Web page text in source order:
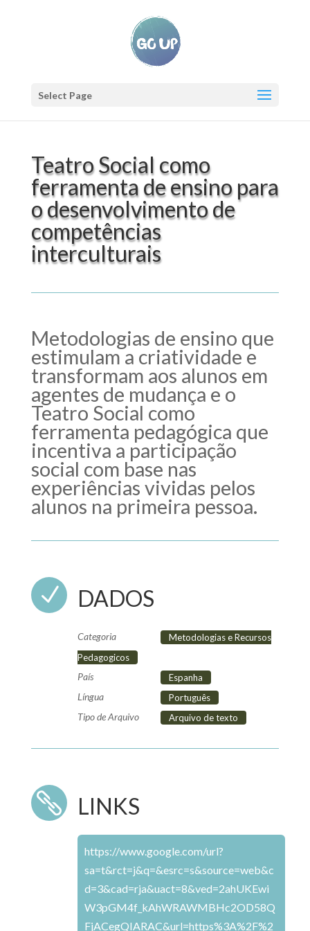
Select Page
Teatro Social como
ferramenta de ensino para
o desenvolvimento de
competências
interculturais
Metodologias de ensino que
estimulam a criatividade e
transformam aos alunos em
agentes de mudança e o
Teatro Social como
ferramenta pedagógica que
incentiva a participação
social com base nas
experiências vividas pelos
alunos na primeira pessoa.
N DADOS
Categoria
Metodologias e Recursos
Pedagogicos
País Espanha
Língua Português
Tipo de Arquivo Arquivo de texto
 LINKS
https://www.google.com/url?
sa=t&rct=j&q=&esrc=s&source=web&c
d=3&cad=rja&uact=8&ved=2ahUKEwi
W3pGM4f_kAhWRAWMBHc2OD58Q
FjACegQIARAC&url=https%3A%2F%2